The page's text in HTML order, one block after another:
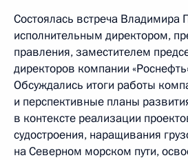
Состоялась встреча Владимира
исполнительным директором,
правления, заместителем
директоров компании
Обсуждались итоги работы
и перспективные планы
в контексте реализации
судостроения, наращивания
на Северном морском пути,